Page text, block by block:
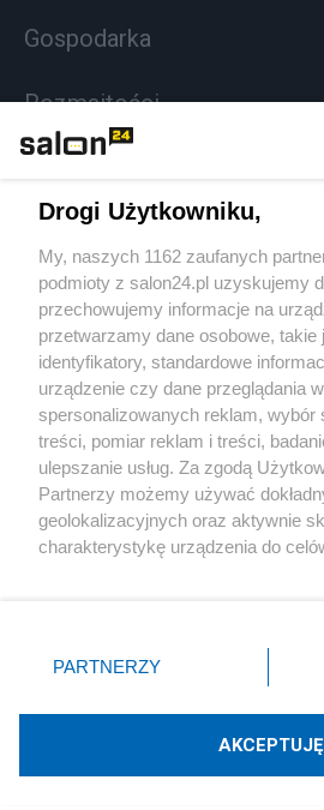
Gospodarka
Rozmaitości
Sport
Społeczeństwo
Kultura
X Facebook
Technologię dostarcza:
Drogi Użytkowniku,
My, naszych 1162 zaufanych
podmioty z salon24.pl uzyskujemy
przechowujemy informacje na
przetwarzamy dane osobowe, takie
identyfikatory, standardowe
urządzenie czy dane przeglądania
spersonalizowanych reklam, wybór
treści, pomiar reklam i treści,
ulepszanie usług. Za zgodą
Partnerzy możemy używać
geolokalizacyjnych oraz aktywnie
charakterystykę urządzenia do
zmienić/wycofać klikając przycisk
znajdujący się w lewym dolnym
rodzaje przetwarzania danych nie
użytkownika, ale masz prawo
PARTNERZY
AKCEPTUJĘ